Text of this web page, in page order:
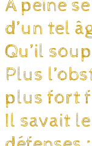
À peine
d’un tel
Qu’il
Plus
plus fort
Il savait